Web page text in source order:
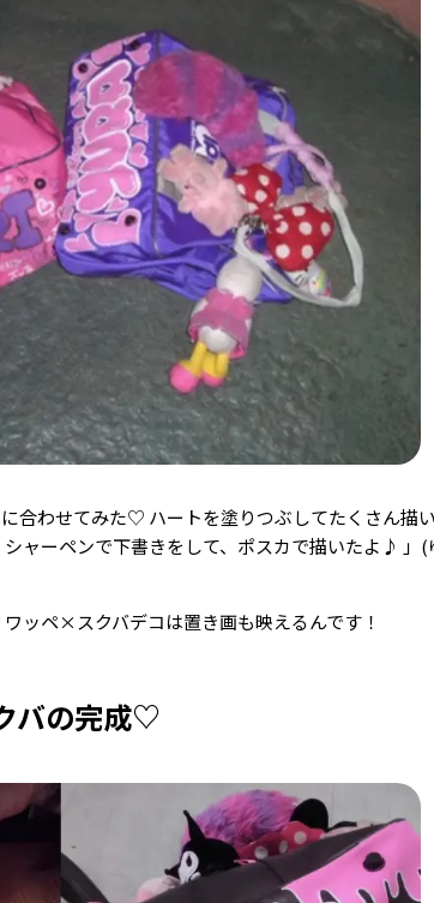
合わせてみた♡ ハートを塗りつぶしてたくさん描
ャーペンで下書きをして、ポスカで描いたよ♪ 」(
ッペ×スクバデコは置き画も映えるんです！
バの完成♡